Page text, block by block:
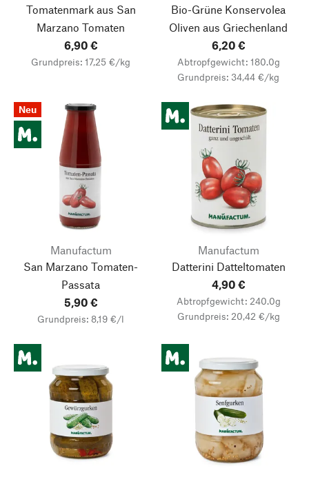
Tomatenmark aus San
Marzano Tomaten
6,90 €
Grundpreis: 17,25 €/kg
Bio-Grüne Konservolea
Oliven aus Griechenland
6,20 €
Abtropfgewicht: 180.0g
Grundpreis: 34,44 €/kg
Neu
Manufactum
San Marzano Tomaten-
Passata
5,90 €
Grundpreis: 8,19 €/l
Manufactum
Datterini Datteltomaten
4,90 €
Abtropfgewicht: 240.0g
Grundpreis: 20,42 €/kg